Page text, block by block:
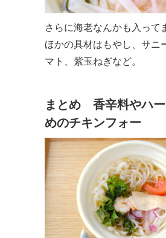
さらに海老なんかも入って
ほかの具材はもやし、サニ
マト、紫玉ねぎなど。
まとめ 香辛料やハ
めのチキンフォー